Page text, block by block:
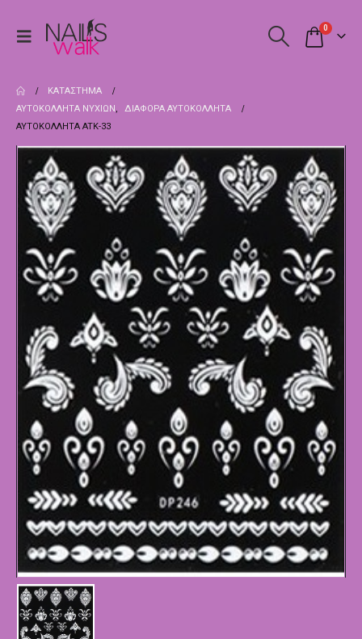
0
ΚΑΤΆΣΤΗΜΑ
ΑΥΤΟΚΌΛΛΗΤΑ ΝΥΧΙΏΝ,
ΔΙΆΦΟΡΑ ΑΥΤΟΚΌΛΛΗΤΑ
ΑΥΤΟΚΌΛΛΗΤΑ ATK-33